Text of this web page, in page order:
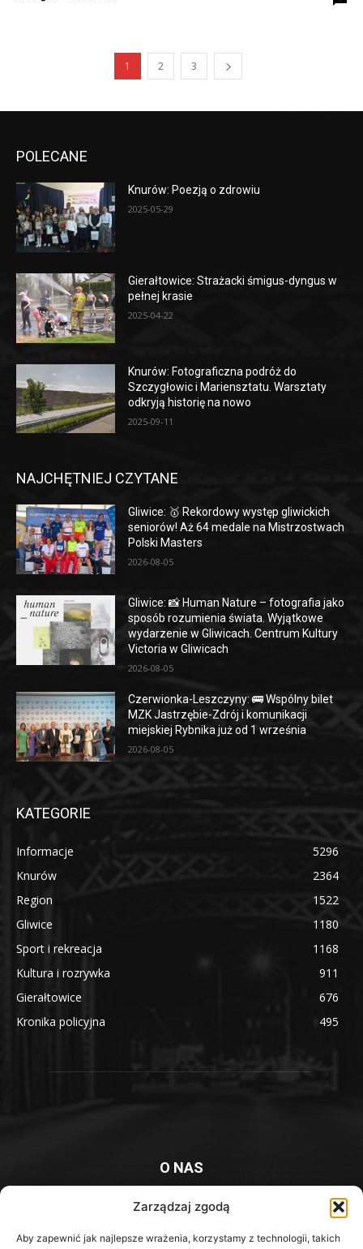
Zarządzaj zgodą
Aby zapewnić jak najlepsze wrażenia, korzystamy z technologii, takich
1 2 3
POLECANE
Knurów: Poezją o zdrowiu
2025-05-29
Gierałtowice: Strażacki śmigus-dyngus w
pełnej krasie
2025-04-22
Knurów: Fotograficzna podróż do
Szczygłowic i Mariensztatu. Warsztaty
odkryją historię na nowo
2025-09-11
NAJCHĘTNIEJ CZYTANE
Gliwice: 🥇 Rekordowy występ gliwickich
seniorów! Aż 64 medale na Mistrzostwach
Polski Masters
2026-08-05
Gliwice: 📸 Human Nature – fotografia jako
sposób rozumienia świata. Wyjątkowe
wydarzenie w Gliwicach. Centrum Kultury
Victoria w Gliwicach
2026-08-05
Czerwionka-Leszczyny: 🚌 Wspólny bilet
MZK Jastrzębie-Zdrój i komunikacji
miejskiej Rybnika już od 1 września
2026-08-05
KATEGORIE
Informacje
5296
Knurów
2364
Region
1522
Gliwice
1180
Sport i rekreacja
1168
Kultura i rozrywka
911
Gierałtowice
676
Kronika policyjna
495
O NAS
Platforma informacyjna mieszkańców Knurowa i okolic
Kontakt z redakcją:redakcja@iknurow.pl